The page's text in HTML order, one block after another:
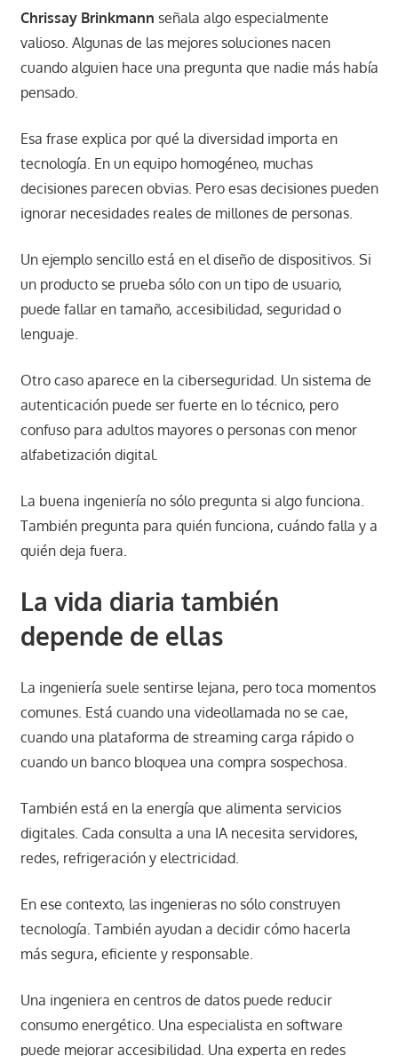
Chrissay Brinkmann señala algo especialmente
valioso. Algunas de las mejores soluciones nacen
cuando alguien hace una pregunta que nadie más había
pensado.
Esa frase explica por qué la diversidad importa en
tecnología. En un equipo homogéneo, muchas
decisiones parecen obvias. Pero esas decisiones pueden
ignorar necesidades reales de millones de personas.
Un ejemplo sencillo está en el diseño de dispositivos. Si
un producto se prueba sólo con un tipo de usuario,
puede fallar en tamaño, accesibilidad, seguridad o
lenguaje.
Otro caso aparece en la ciberseguridad. Un sistema de
autenticación puede ser fuerte en lo técnico, pero
confuso para adultos mayores o personas con menor
alfabetización digital.
La buena ingeniería no sólo pregunta si algo funciona.
También pregunta para quién funciona, cuándo falla y a
quién deja fuera.
La vida diaria también
depende de ellas
La ingeniería suele sentirse lejana, pero toca momentos
comunes. Está cuando una videollamada no se cae,
cuando una plataforma de streaming carga rápido o
cuando un banco bloquea una compra sospechosa.
También está en la energía que alimenta servicios
digitales. Cada consulta a una IA necesita servidores,
redes, refrigeración y electricidad.
En ese contexto, las ingenieras no sólo construyen
tecnología. También ayudan a decidir cómo hacerla
más segura, eficiente y responsable.
Una ingeniera en centros de datos puede reducir
consumo energético. Una especialista en software
puede mejorar accesibilidad. Una experta en redes